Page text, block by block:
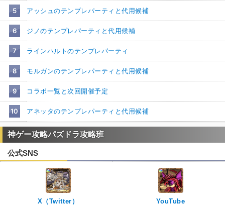
5 アッシュのテンプレパーティと代用候補
6 ジノのテンプレパーティと代用候補
7 ラインハルトのテンプレパーティ
8 モルガンのテンプレパーティと代用候補
9 コラボ一覧と次回開催予定
10 アネッタのテンプレパーティと代用候補
神ゲー攻略パズドラ攻略班
公式SNS
X（Twitter） YouTube